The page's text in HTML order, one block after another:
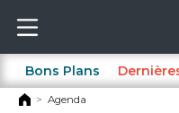
Bons Plans
Agenda